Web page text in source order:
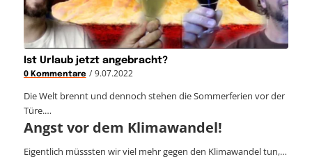
Ist Urlaub jetzt angebracht?
0 Kommentare / 9.07.2022
Die Welt brennt und dennoch stehen die Sommerferien vor der
Türe.…
Angst vor dem Klimawandel!
Eigentlich müsssten wir viel mehr gegen den Klimawandel tun,…